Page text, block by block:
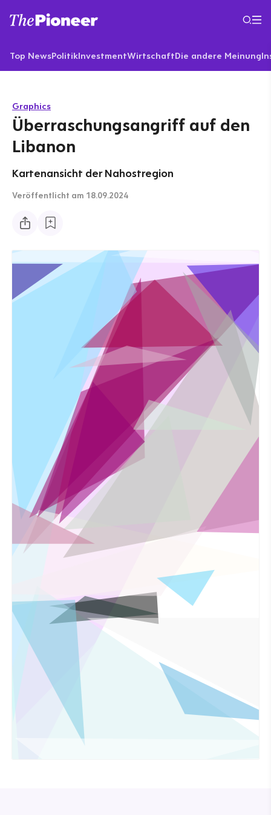
Top NewsPolitikInvestmentWirtschaftDie andere Meinung
Graphics
Überraschungsangriff auf den
Libanon
Kartenansicht der Nahostregion
Veröffentlicht am 18.09.2024